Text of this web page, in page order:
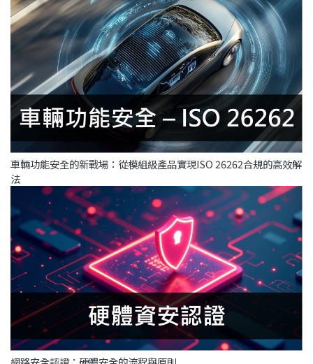
車輛功能安全的新戰場：從模組級產品實現ISO 26262合規的高效解
法